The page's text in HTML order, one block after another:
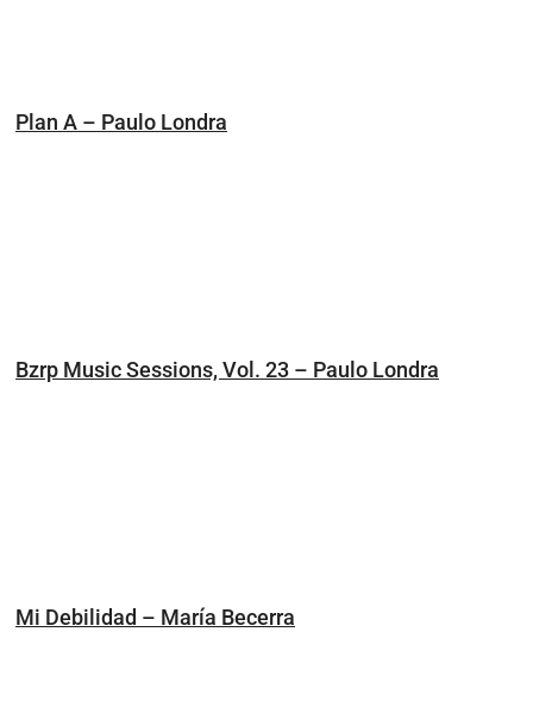
Plan A – Paulo Londra
Bzrp Music Sessions, Vol. 23 – Paulo Londra
Mi Debilidad – María Becerra